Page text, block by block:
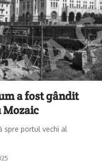
a fost gândit
Mozaic
spre portul vechi al